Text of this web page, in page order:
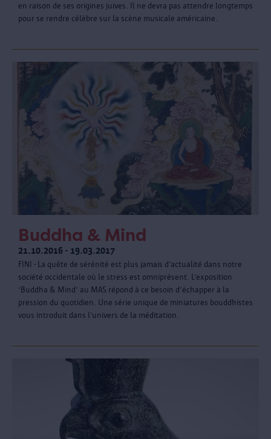
en raison de ses origines juives. Il ne devra pas attendre longtemps
pour se rendre célèbre sur la scène musicale américaine.
Buddha & Mind
21.10.2016 - 19.03.2017
FINI - La quête de sérénité est plus jamais d’actualité dans notre
société occidentale où le stress est omniprésent. L’exposition
‘Buddha & Mind’ au MAS répond à ce besoin d’échapper à la
pression du quotidien. Une série unique de miniatures bouddhistes
vous introduit dans l’univers de la méditation.